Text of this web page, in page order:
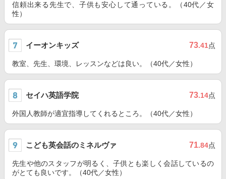
信頼出来る先生で、子供も安心して通っている。（40代／女
性）
イーオンキッズ 73.41点
教室、先生、環境、レッスンなどは良い。（40代／女性）
セイハ英語学院 73.14点
外国人教師が適宜指導してくれるところ。（40代／女性）
こども英会話のミネルヴァ 71.84点
先生や他のスタッフが明るく、子供とも楽しく会話しているの
がとても良いです。（40代／女性）